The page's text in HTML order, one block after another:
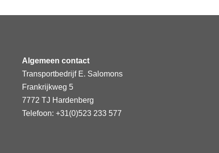
Algemeen contact
Transportbedrijf E. Salomons
Frankrijkweg 5
7772 TJ Hardenberg
Telefoon: +31(0)523 233 577